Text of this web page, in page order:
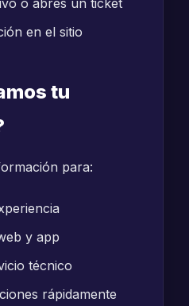
o abres un ticket
en el sitio
tu
para:
y app
técnico
rápidamente